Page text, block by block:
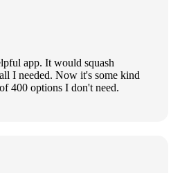
app. It would squash
I needed. Now it's some kind
400 options I don't need.